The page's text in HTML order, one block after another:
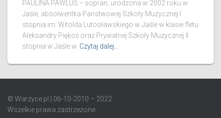
PAULINA PAWLUŚ – sopran, urodzona w 2002 roku w
Jaśle, absolwentka Państwowej Szkoły Muzycznej I
stopnia im. Witolda Lutosławskiego w Jaśle w klasie fletu
Aleksandry Piękoś oraz Prywatnej Szkoły Muzycznej II
stopnia w Jaśle w Czytaj dalej…
© Warzyce.pl | 06-10-2010 – 2022
Wszelkie prawa zastrzeżone.